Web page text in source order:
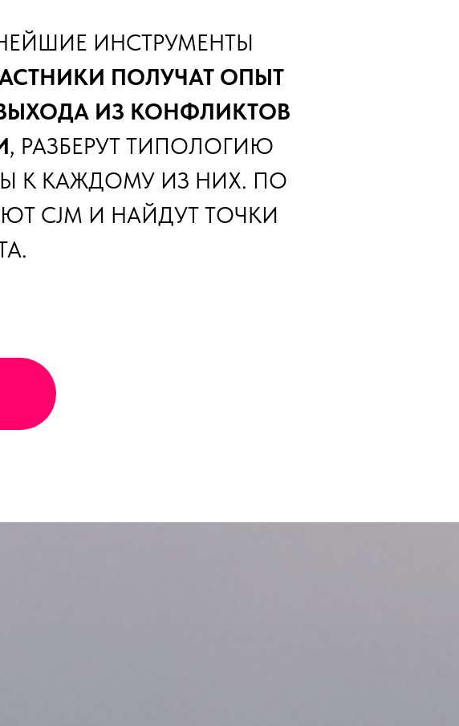
ИНСТРУМЕНТЫ
ПОЛУЧАТ ОПЫТ
ИЗ КОНФЛИКТОВ
, РАЗБЕРУТ ТИПОЛОГИЮ
К КАЖДОМУ ИЗ НИХ. ПО
CJM И НАЙДУТ ТОЧКИ